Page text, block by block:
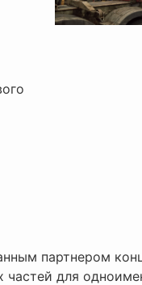
партнером
частей для